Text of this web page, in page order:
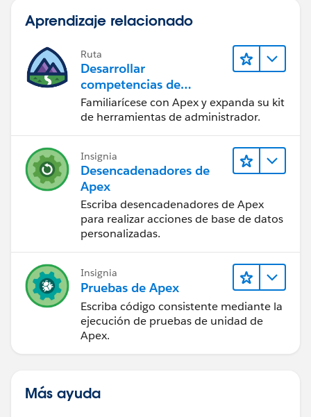
<apex:column headerValue="Name">
</apex:column>
<apex:column headerValue="StartDate">
<apex:outputfield value="{!c.StartDate}"/>
</apex:column>
<apex:column headerValue="EndDate">
<apex:outputfield value="{!c.EndDate}"/>
</apex:column>
</apex:pageBlockTable>
</apex:pageBlock>
</apex:form>
</apex:page>
Output:
Let me know if you need any help!
Best Regards,
Aprendizaje relacionado
Ruta
Desarrollar
competencias de
codificación Apex
Familiarícese con Apex y expanda su kit
de herramientas de administrador.
Insignia
Desencadenadores de
Apex
Escriba desencadenadores de Apex
para realizar acciones de base de datos
personalizadas.
Insignia
Pruebas de Apex
Escriba código consistente mediante la
ejecución de pruebas de unidad de
Apex.
Más ayuda